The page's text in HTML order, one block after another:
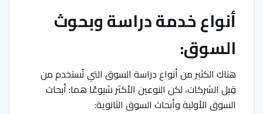
أنواع خدمة دراسة وبحوث
السوق:
هناك الكثير من أنواع دراسة السوق التي تُستخدم من
قِبل الشركات، لكن النوعين الأكثر شيوعًا هما: أبحاث
السوق الأولية وأبحاث السوق الثانوية: